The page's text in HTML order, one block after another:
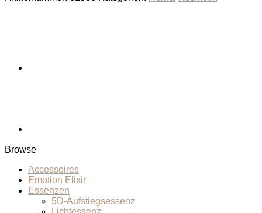
Browse
Accessoires
Emotion Elixir
Essenzen
5D-Aufstiegsessenz